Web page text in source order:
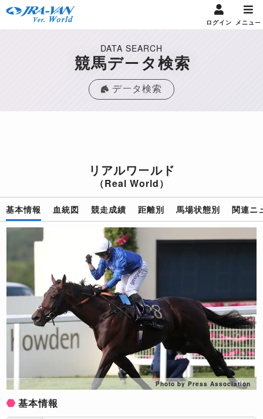
ログイン メニュー
DATA SEARCH
競馬データ検索
データ検索
リアルワールド
（Real World）
基本情報 血統図 競走成績 距離別 馬場状態別 関連ニ
Photo by Press Association
基本情報